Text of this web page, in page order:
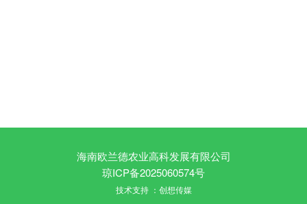
海南欧兰德农业高科发展有限公司
琼ICP备2025060574号
技术支持 ：创想传媒